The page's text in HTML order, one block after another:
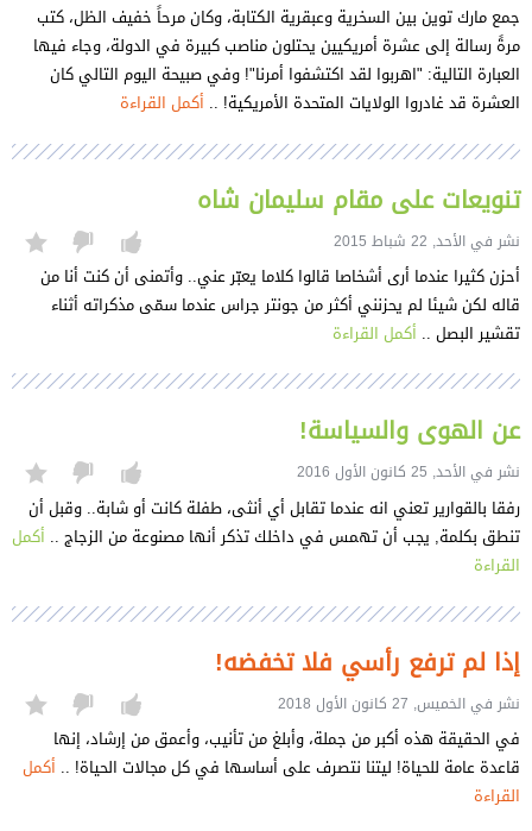
جمع مارك توين بين السخرية وعبقرية الكتابة، وكان مرحاً خفيف الظل، كتب
مرةً رسالة إلى عشرة أمريكيين يحتلون مناصب كبيرة في الدولة، وجاء فيها
العبارة التالية: "اهربوا لقد اكتشفوا أمرنا"! وفي صبيحة اليوم التالي كان
العشرة قد غادروا الولايات المتحدة الأمريكية! .. أكمل القراءة
تنويعات على مقام سليمان شاه
نشر في الأحد, 22 شباط 2015
أحزن كثيرا عندما أرى أشخاصا قالوا كلاما يعبّر عني.. وأتمنى أن كنت أنا من
قاله لكن شيئا لم يحزنني أكثر من جونتر جراس عندما سمّى مذكراته أثناء
تقشير البصل .. أكمل القراءة
عن الهوى والسياسة!
نشر في الأحد, 25 كانون الأول 2016
رفقا بالقوارير تعني انه عندما تقابل أي أنثى، طفلة كانت أو شابة.. وقبل أن
تنطق بكلمة, يجب أن تهمس في داخلك تذكر أنها مصنوعة من الزجاج .. أكمل
القراءة
إذا لم ترفع رأسي فلا تخفضه!
نشر في الخميس, 27 كانون الأول 2018
في الحقيقة هذه أكبر من جملة، وأبلغ من تأنيب، وأعمق من إرشاد، إنها
قاعدة عامة للحياة! ليتنا نتصرف على أساسها في كل مجالات الحياة! .. أكمل
القراءة